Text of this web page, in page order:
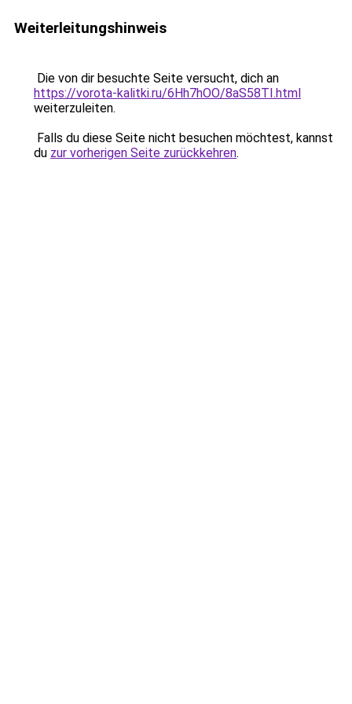
Weiterleitungshinweis
Die von dir besuchte Seite versucht, dich an
https://vorota-kalitki.ru/6Hh7hOO/8aS58TI.html
weiterzuleiten.
Falls du diese Seite nicht besuchen möchtest, kannst
du zur vorherigen Seite zurückkehren.